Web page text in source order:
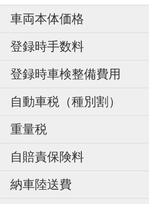
車両本体価格
登録時手数料
登録時車検整備費用
自動車税（種別割）
重量税
自賠責保険料
納車陸送費